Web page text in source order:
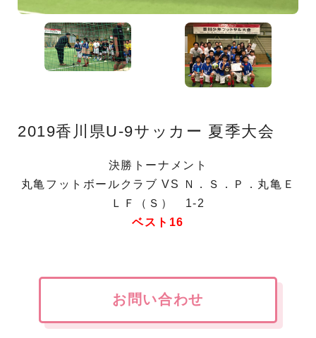
2019香川県U-9サッカー 夏季大会
決勝トーナメント
丸亀フットボールクラブ VS Ｎ．Ｓ．Ｐ．丸亀Ｅ
ＬＦ（Ｓ） 1-2
ベスト16
お問い合わせ